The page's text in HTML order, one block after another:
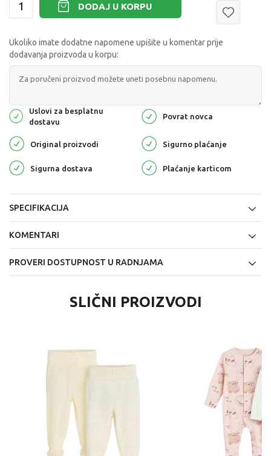
DODAJ U KORPU
Ukoliko imate dodatne napomene upišite u komentar prije
dodavanja proizvoda u korpu:
Uslovi za besplatnu
dostavu
Povrat novca
Original proizvodi Sigurno plaćanje
Sigurna dostava Plaćanje karticom
SPECIFIKACIJA
KOMENTARI
PROVERI DOSTUPNOST U RADNJAMA
SLIČNI PROIZVODI